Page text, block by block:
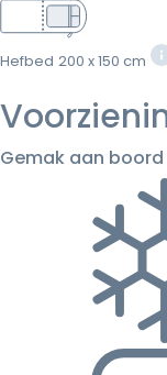
Hefbed 200 x 150 cm
Gemak aan boord